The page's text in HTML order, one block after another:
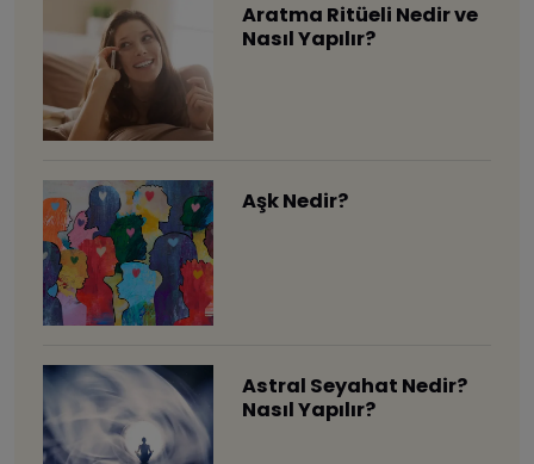
Aratma Ritüeli Nedir ve
Nasıl Yapılır?
Aşk Nedir?
Astral Seyahat Nedir?
Nasıl Yapılır?